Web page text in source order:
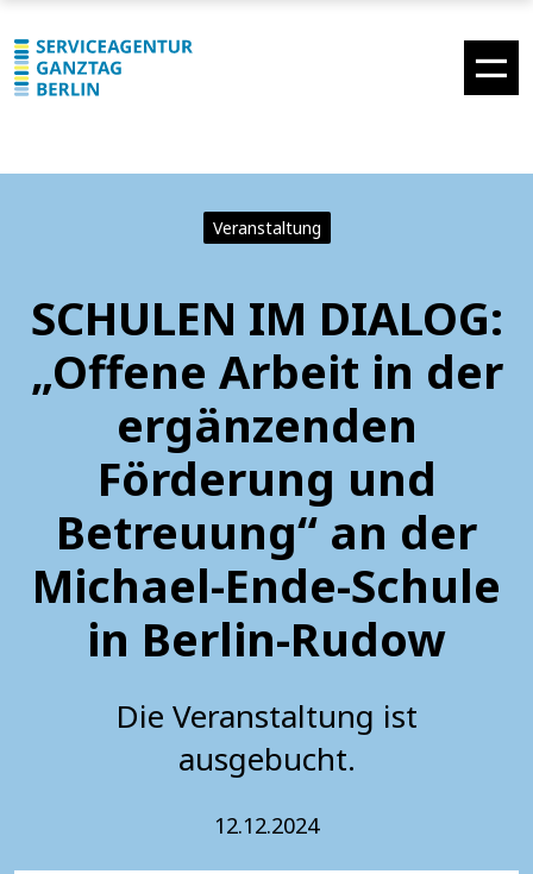
Veranstaltung
SCHULEN IM DIALOG:
„Offene Arbeit in der
ergänzenden
Förderung und
Betreuung“ an der
Michael-Ende-Schule
in Berlin-Rudow
Die Veranstaltung ist
ausgebucht.
12.12.2024